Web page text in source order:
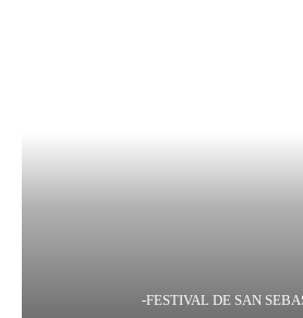
-FESTIVAL DE SAN